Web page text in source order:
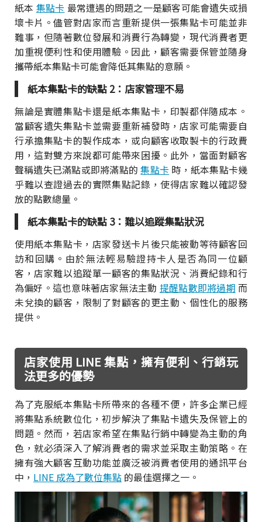
紙本 集點卡 最常遭遇的問題之一是顧客可能會遺失或損
壞卡片。儘管對店家而言重新提供一張集點卡可能並非
難事，但隨著數位發展和消費行為轉變，現代消費者更
加重視便利性和使用體驗。因此，顧客需要保管並隨身
攜帶紙本集點卡可能會降低其集點的意願。
紙本集點卡的缺點 2：店家管理不易
無論是實體集點卡還是紙本集點卡，印製都伴隨成本。
當顧客遺失集點卡並需要重新補發時，店家可能需要自
行承擔集點卡的製作成本，或向顧客收取製卡的行政費
用，這對雙方來說都可能帶來困擾。此外，當面對顧客
聲稱遺失已滿點或即將滿點的集點卡 時，紙本集點卡幾
乎難以查證過去的實際集點記錄，使得店家難以確認發
放的點數總量。
紙本集點卡的缺點 3：難以追蹤集點狀況
使用紙本集點卡，店家發送卡片後只能被動等待顧客回
訪和回購。由於無法輕易驗證持卡人是否為同一位顧
客，店家難以追蹤單一顧客的集點狀況、消費紀錄和行
為偏好。這也意味著店家無法主動 提醒點數即將過期 而
未兌換的顧客，限制了對顧客的更主動、個性化的服務
提供。
店家使用 LINE 集點，擁有便利、行銷玩
法更多的優勢
為了克服紙本集點卡所帶來的各種不便，許多企業已經
將集點系統數位化，初步解決了集點卡遺失及保管上的
問題。然而，若店家希望在集點行銷中轉變為主動的角
色，就必須深入了解消費者的需求並采取主動策略。在
擁有強大顧客互動功能並廣泛被消費者使用的通訊平台
中， LINE 成為了數位集點 的最佳選擇之一。